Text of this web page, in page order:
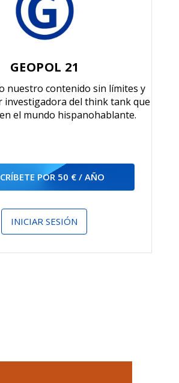
GEOPOL 21
nuestro contenido sin límites y
investigadora del think tank que
el mundo hispanohablante.
POR 50 € / AÑO
INICIAR SESIÓN